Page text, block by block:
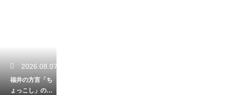
2026.08.07
福井の方言「ち
ょっこし」の便